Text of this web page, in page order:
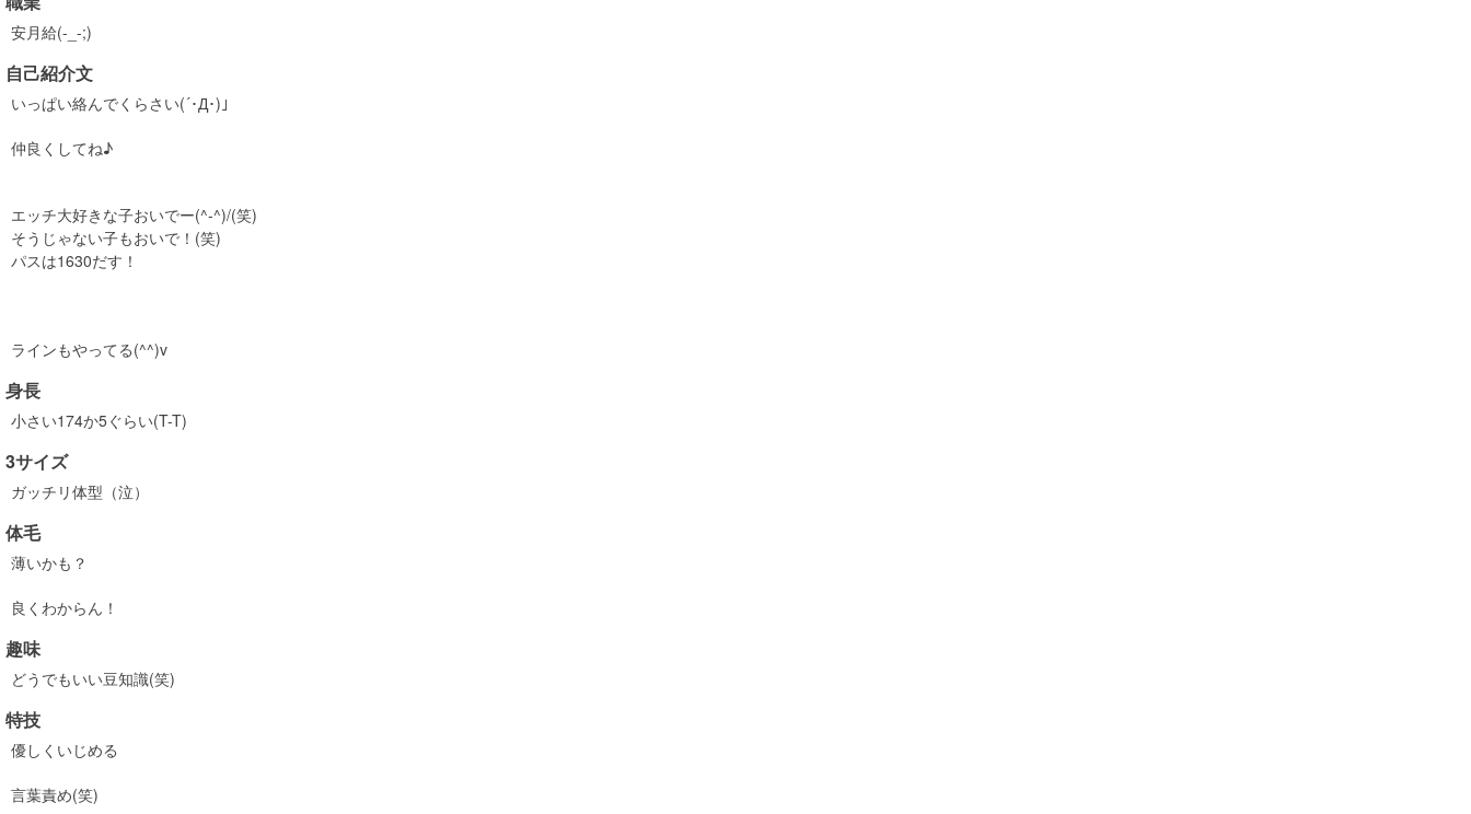
安月給(-_-;)
自己紹介文
いっぱい絡んでくらさい(´･Д･)」
仲良くしてね♪
エッチ大好きな子おいでー(^-^)/(笑)
そうじゃない子もおいで！(笑)
パスは1630だす！
ラインもやってる(^^)v
身長
小さい174か5ぐらい(T-T)
3サイズ
ガッチリ体型（泣）
体毛
薄いかも？
良くわからん！
趣味
どうでもいい豆知識(笑)
特技
優しくいじめる
言葉責め(笑)